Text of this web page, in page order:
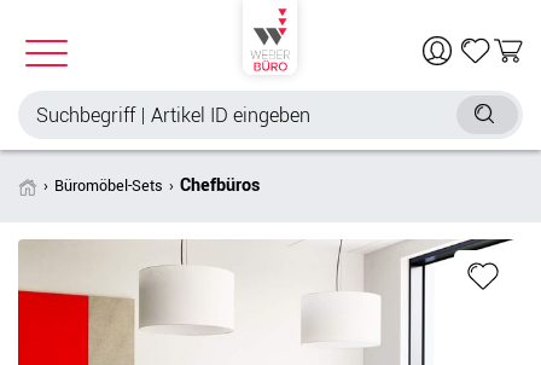
Büromöbel-Sets Chefbüros